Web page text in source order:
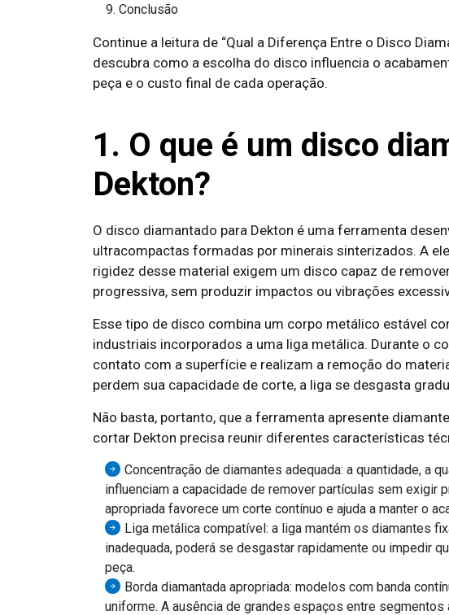
Conclusão
Continue a leitura de “Qual a Diferença Entre o Disco
descubra como a escolha do disco influencia o
peça e o custo final de cada operação.
1. O que é um disco
Dekton?
O disco diamantado para Dekton é uma ferramenta
ultracompactas formadas por minerais sinterizados. A
rigidez desse material exigem um disco capaz de
progressiva, sem produzir impactos ou vibrações
Esse tipo de disco combina um corpo metálico estável
industriais incorporados a uma liga metálica. Durante o
contato com a superfície e realizam a remoção do
perdem sua capacidade de corte, a liga se desgasta
Não basta, portanto, que a ferramenta apresente
cortar Dekton precisa reunir diferentes características
Concentração de diamantes adequada: a quantidade, a
influenciam a capacidade de remover partículas sem exigir
apropriada favorece um corte contínuo e ajuda a manter o
Liga metálica compatível: a liga mantém os diamantes
inadequada, poderá se desgastar rapidamente ou impedir
peça.
Borda diamantada apropriada: modelos com banda
uniforme. A ausência de grandes espaços entre